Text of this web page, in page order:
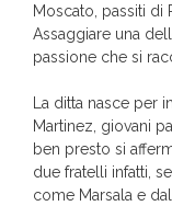
Moscato, passiti di
Assaggiare una
passione che si
La ditta nasce per
Martinez, giovani
ben presto si
due fratelli infatti,
come Marsala e